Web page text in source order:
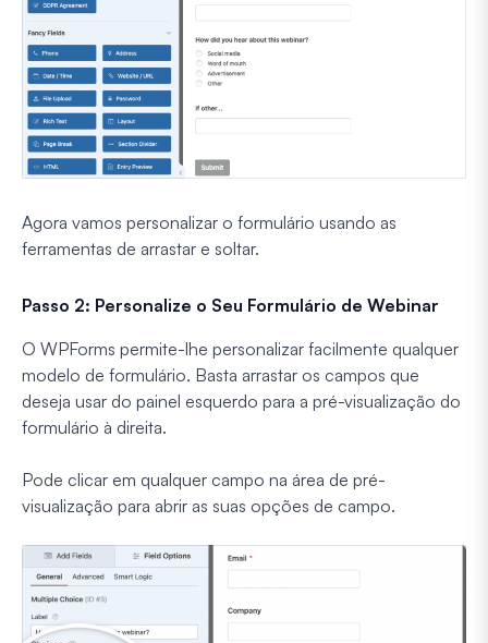
Agora vamos personalizar o formulário usando as
ferramentas de arrastar e soltar.
Passo 2: Personalize o Seu Formulário de Webinar
O WPForms permite-lhe personalizar facilmente qualquer
modelo de formulário. Basta arrastar os campos que
deseja usar do painel esquerdo para a pré-visualização do
formulário à direita.
Pode clicar em qualquer campo na área de pré-
visualização para abrir as suas opções de campo.